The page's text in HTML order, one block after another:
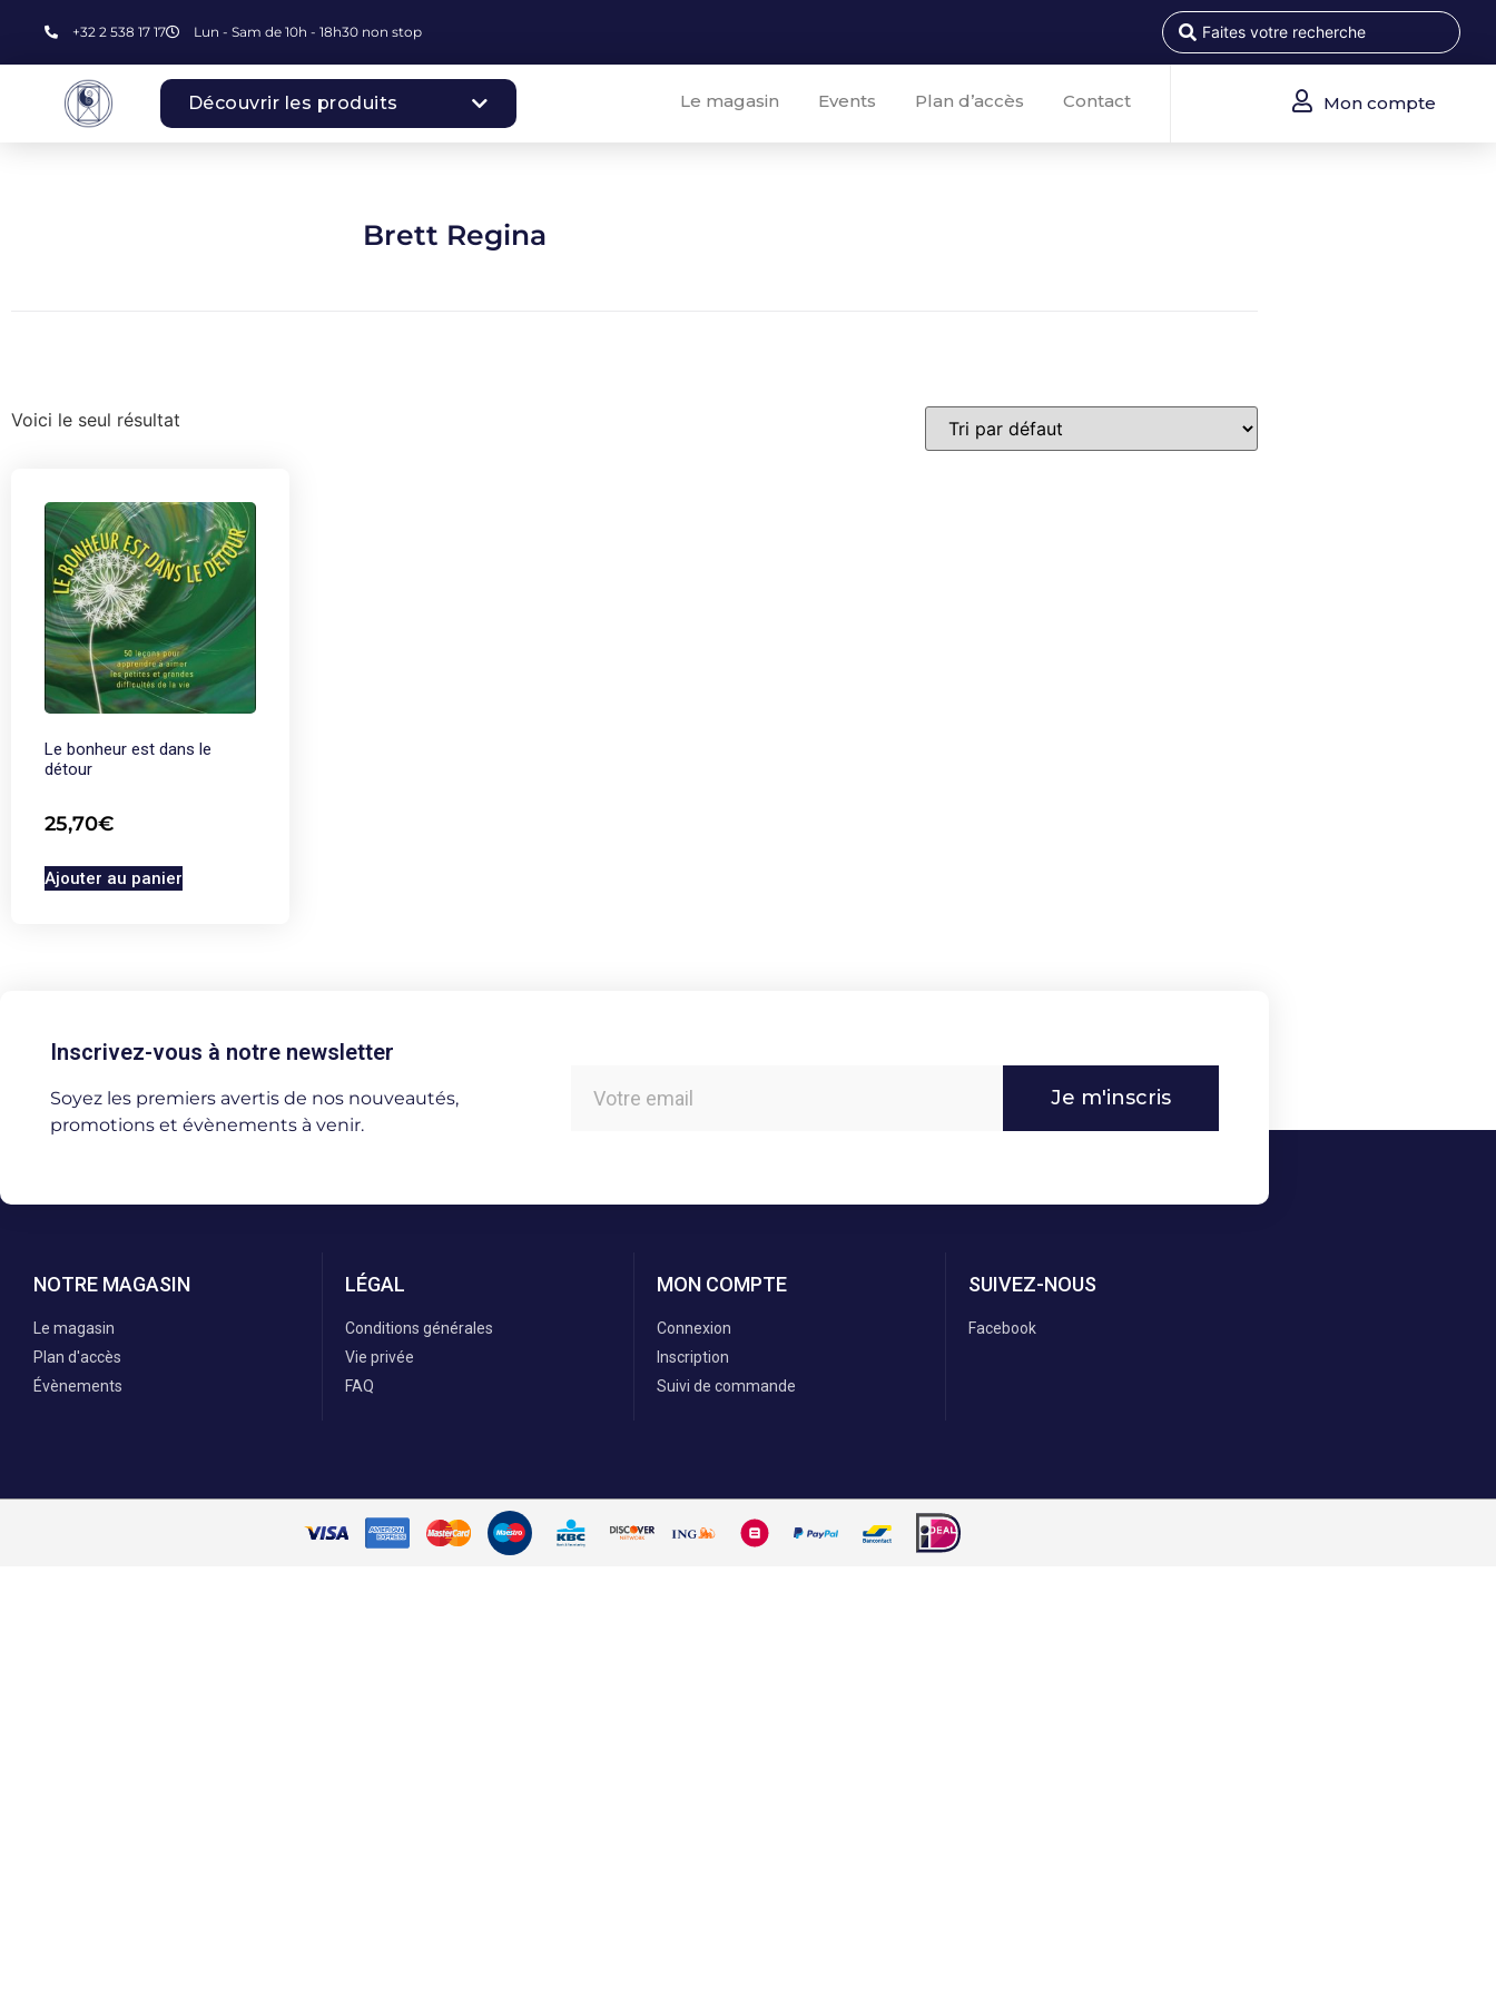
+32 2 538 17 17 Lun - Sam de 10h - 18h30 non stop
Découvrir les produits Le magasin Events Plan d’accès Contact Mon compte
Brett Regina
Voici le seul résultat
Le bonheur est dans le
détour
25,70€
Ajouter au panier
Inscrivez-vous à notre newsletter
Soyez les premiers avertis de nos nouveautés,
promotions et évènements à venir.
Je m'inscris
NOTRE MAGASIN
Le magasin
Plan d'accès
Évènements
LÉGAL
Conditions générales
Vie privée
FAQ
MON COMPTE
Connexion
Inscription
Suivi de commande
SUIVEZ-NOUS
Facebook